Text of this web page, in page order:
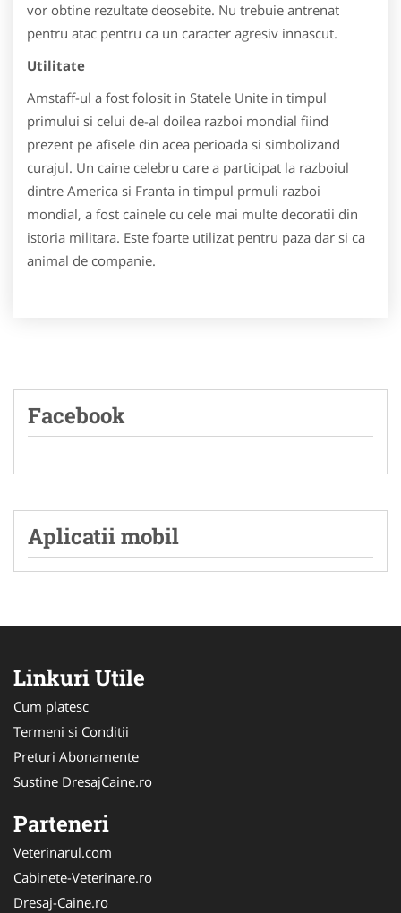
vor obtine rezultate deosebite. Nu trebuie antrenat
pentru atac pentru ca un caracter agresiv innascut.
Utilitate
Amstaff-ul a fost folosit in Statele Unite in timpul
primului si celui de-al doilea razboi mondial fiind
prezent pe afisele din acea perioada si simbolizand
curajul. Un caine celebru care a participat la razboiul
dintre America si Franta in timpul prmuli razboi
mondial, a fost cainele cu cele mai multe decoratii din
istoria militara. Este foarte utilizat pentru paza dar si ca
animal de companie.
Facebook
Aplicatii mobil
Linkuri Utile
Cum platesc
Termeni si Conditii
Preturi Abonamente
Sustine DresajCaine.ro
Parteneri
Veterinarul.com
Cabinete-Veterinare.ro
Dresaj-Caine.ro